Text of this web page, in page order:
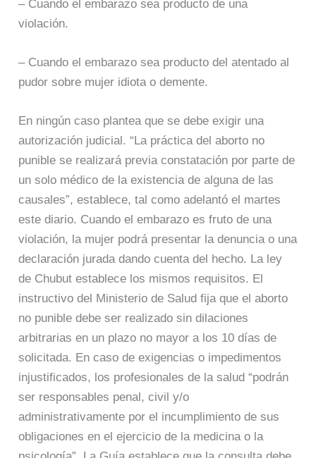
– Cuando el embarazo sea producto de una
violación.
– Cuando el embarazo sea producto del atentado al
pudor sobre mujer idiota o demente.
En ningún caso plantea que se debe exigir una
autorización judicial. “La práctica del aborto no
punible se realizará previa constatación por parte de
un solo médico de la existencia de alguna de las
causales”, establece, tal como adelantó el martes
este diario. Cuando el embarazo es fruto de una
violación, la mujer podrá presentar la denuncia o una
declaración jurada dando cuenta del hecho. La ley
de Chubut establece los mismos requisitos. El
instructivo del Ministerio de Salud fija que el aborto
no punible debe ser realizado sin dilaciones
arbitrarias en un plazo no mayor a los 10 días de
solicitada. En caso de exigencias o impedimentos
injustificados, los profesionales de la salud “podrán
ser responsables penal, civil y/o
administrativamente por el incumplimiento de sus
obligaciones en el ejercicio de la medicina o la